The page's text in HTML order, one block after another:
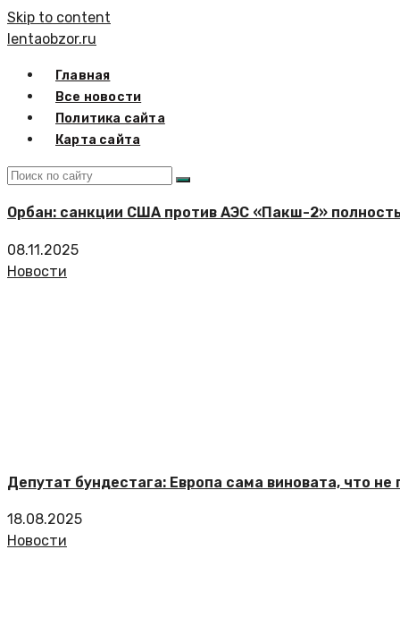
Skip to content
lentaobzor.ru
Главная
Все новости
Политика сайта
Карта сайта
Орбан: санкции США против АЭС «Пакш-2»
08.11.2025
Новости
Депутат бундестага: Европа сама виновата, что
18.08.2025
Новости